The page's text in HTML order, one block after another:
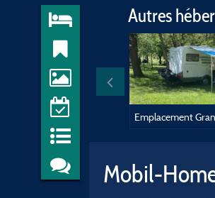
Autres
Mobil-